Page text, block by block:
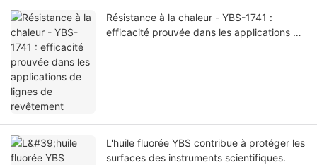
Résistance à la chaleur - YBS-1741 :
efficacité prouvée dans les applications de
L'huile fluorée YBS contribue à protéger les
surfaces des instruments scientifiques.